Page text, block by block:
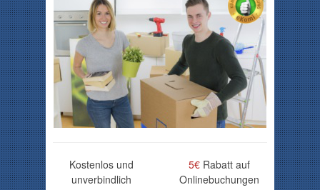
Kostenlos und
unverbindlich
5€ Rabatt auf
Onlinebuchungen